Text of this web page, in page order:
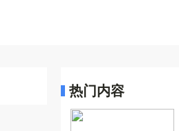
热门内容